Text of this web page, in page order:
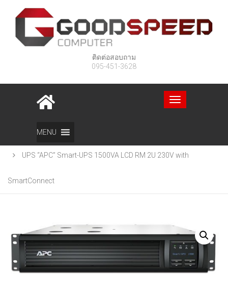
ติดต่อสอบถาม
095-451-3628
Toggle
navigation
MENU
สินค้า
UPS “APC” Smart-UPS 1500VA LCD RM 2U 230V with
SmartConnect